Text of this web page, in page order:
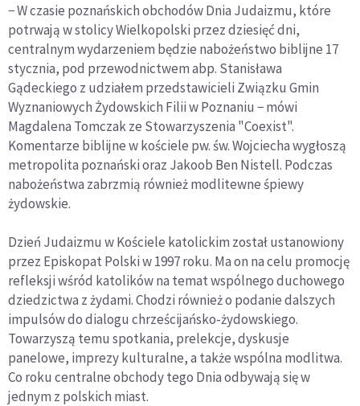
− W czasie poznańskich obchodów Dnia Judaizmu, które
potrwają w stolicy Wielkopolski przez dziesięć dni,
centralnym wydarzeniem będzie nabożeństwo biblijne 17
stycznia, pod przewodnictwem abp. Stanisława
Gądeckiego z udziałem przedstawicieli Związku Gmin
Wyznaniowych Żydowskich Filii w Poznaniu − mówi
Magdalena Tomczak ze Stowarzyszenia "Coexist".
Komentarze biblijne w kościele pw. św. Wojciecha wygłoszą
metropolita poznański oraz Jakoob Ben Nistell. Podczas
nabożeństwa zabrzmią również modlitewne śpiewy
żydowskie.
Dzień Judaizmu w Kościele katolickim został ustanowiony
przez Episkopat Polski w 1997 roku. Ma on na celu promocję
refleksji wśród katolików na temat wspólnego duchowego
dziedzictwa z żydami. Chodzi również o podanie dalszych
impulsów do dialogu chrześcijańsko-żydowskiego.
Towarzyszą temu spotkania, prelekcje, dyskusje
panelowe, imprezy kulturalne, a także wspólna modlitwa.
Co roku centralne obchody tego Dnia odbywają się w
jednym z polskich miast.